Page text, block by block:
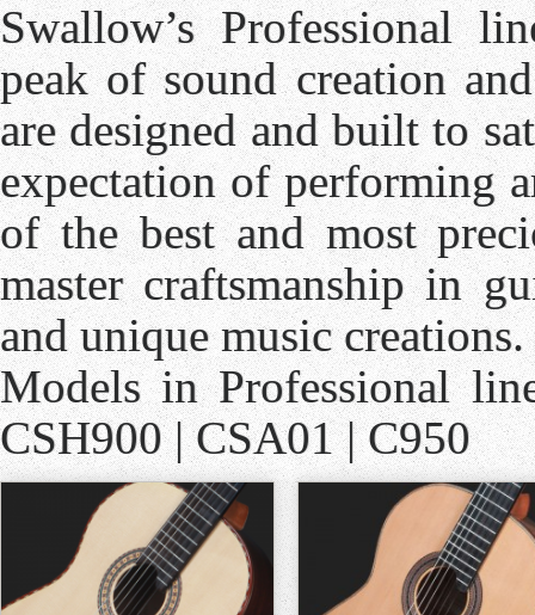
Swallow’s Professional
peak of sound creation
are designed and built to
expectation of performing
of the best and most
master craftsmanship in
and unique music creations.
Models in Professional
CSH900 | CSA01 | C950